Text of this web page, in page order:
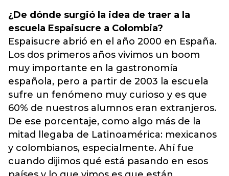
¿De dónde surgió la idea de traer a la
escuela Espaisucre a Colombia?
Espaisucre abrió en el año 2000 en España.
Los dos primeros años vivimos un boom
muy importante en la gastronomía
española, pero a partir de 2003 la escuela
sufre un fenómeno muy curioso y es que
60% de nuestros alumnos eran extranjeros.
De ese porcentaje, como algo más de la
mitad llegaba de Latinoamérica: mexicanos
y colombianos, especialmente. Ahí fue
cuando dijimos qué está pasando en esos